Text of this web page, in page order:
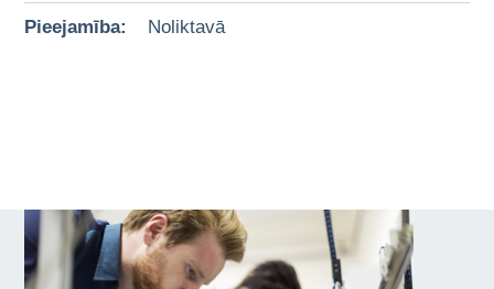
Pieejamība: Noliktavā